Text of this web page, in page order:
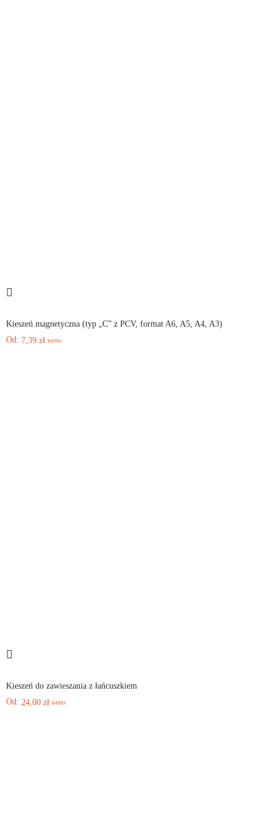
Kieszeń magnetyczna (typ „C” z PCV, format A6, A5, A4, A3)
Od: 7,39 zł netto
Kieszeń do zawieszania z łańcuszkiem
Od: 24,00 zł netto